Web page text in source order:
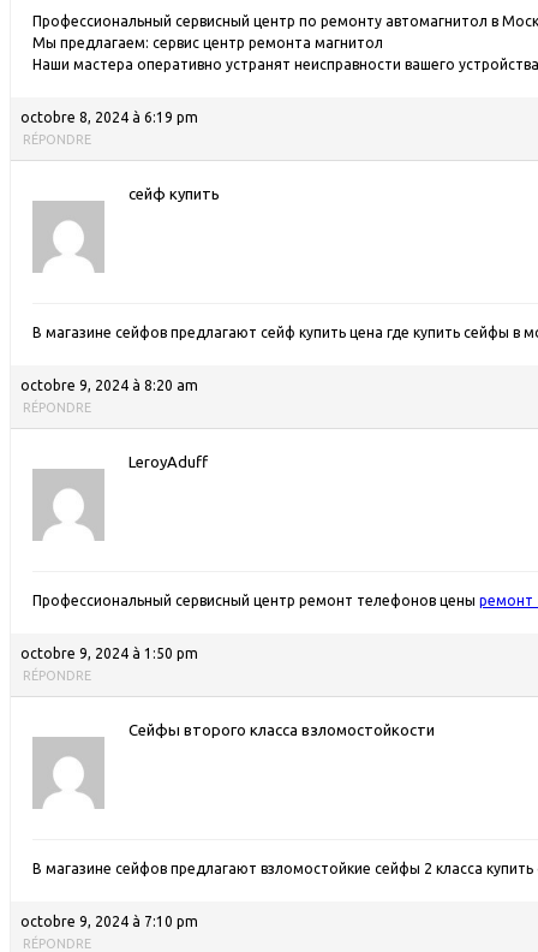
Профессиональный сервисный центр по ремонту автомагнитол в
Мы предлагаем: сервис центр ремонта магнитол
Наши мастера оперативно устранят неисправности вашего
octobre 8, 2024 à 6:19 pm
RÉPONDRE
сейф купить
В магазине сейфов предлагают сейф купить цена где купить сейфы в
octobre 9, 2024 à 8:20 am
RÉPONDRE
LeroyAduff
Профессиональный сервисный центр ремонт телефонов цены ремонт
octobre 9, 2024 à 1:50 pm
RÉPONDRE
Сейфы второго класса взломостойкости
В магазине сейфов предлагают взломостойкие сейфы 2 класса
octobre 9, 2024 à 7:10 pm
RÉPONDRE